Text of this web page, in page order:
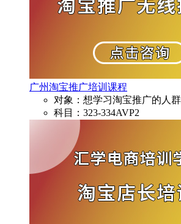
广州淘宝推广培训课程
对象：想学习淘宝推广的人群
科目：323-334AVP2